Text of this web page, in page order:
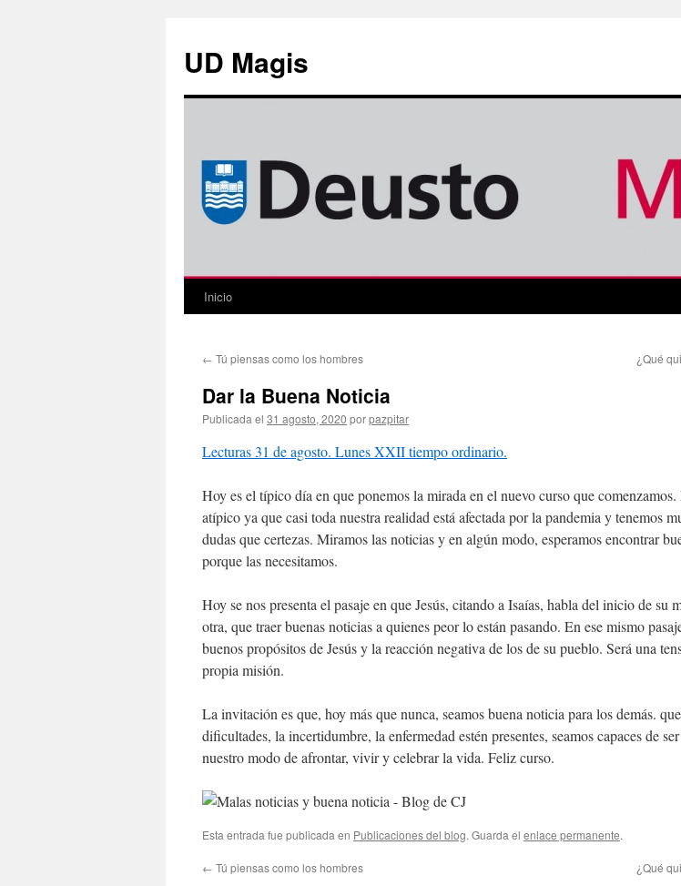
contenido
UD Magis
Inicio
← Tú piensas como los hombres ¿Qué
Dar la Buena Noticia
Publicada el 31 agosto, 2020 porpazpitar
Lecturas 31 de agosto. Lunes XXII tiempo ordinario.
Hoy es el típico día en que ponemos la mirada en el nuevo curso que
atípico ya que casi toda nuestra realidad está afectada por la pandemia y tenemos
dudas que certezas. Miramos las noticias y en algún modo, esperamos encontrar
porque las necesitamos.
Hoy se nos presenta el pasaje en que Jesús, citando a Isaías, habla del inicio de su
otra, que traer buenas noticias a quienes peor lo están pasando. En ese mismo
buenos propósitos de Jesús y la reacción negativa de los de su pueblo. Será una
propia misión.
La invitación es que, hoy más que nunca, seamos buena noticia para los demás.
dificultades, la incertidumbre, la enfermedad estén presentes, seamos capaces de
nuestro modo de afrontar, vivir y celebrar la vida. Feliz curso.
Esta entrada fue publicada en Publicaciones del blog. Guarda el enlace permanente.
← Tú piensas como los hombres ¿Qué